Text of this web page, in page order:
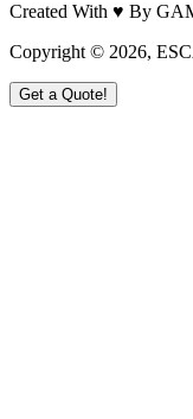
Created With ♥ By
Copyright © 2026,
Get a Quote!